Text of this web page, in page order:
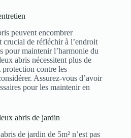
peuvent encombrer
de réfléchir à l’endroit
pour maintenir l’harmonie du
abris nécessitent plus de
contre les
Assurez-vous d’avoir
pour les maintenir en
abris de jardin
de jardin de 5m² n’est pas